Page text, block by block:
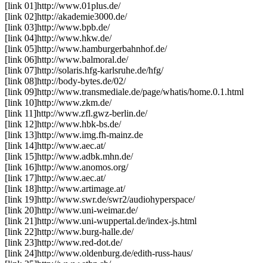
[link 01]http://www.01plus.de/
[link 02]http://akademie3000.de/
[link 03]http://www.bpb.de/
[link 04]http://www.hkw.de/
[link 05]http://www.hamburgerbahnhof.de/
[link 06]http://www.balmoral.de/
[link 07]http://solaris.hfg-karlsruhe.de/hfg/
[link 08]http://body-bytes.de/02/
[link 09]http://www.transmediale.de/page/whatis/home.0.1.html
[link 10]http://www.zkm.de/
[link 11]http://www.zfl.gwz-berlin.de/
[link 12]http://www.hbk-bs.de/
[link 13]http://www.img.fh-mainz.de
[link 14]http://www.aec.at/
[link 15]http://www.adbk.mhn.de/
[link 16]http://www.anomos.org/
[link 17]http://www.aec.at/
[link 18]http://www.artimage.at/
[link 19]http://www.swr.de/swr2/audiohyperspace/
[link 20]http://www.uni-weimar.de/
[link 21]http://www.uni-wuppertal.de/index-js.html
[link 22]http://www.burg-halle.de/
[link 23]http://www.red-dot.de/
[link 24]http://www.oldenburg.de/edith-russ-haus/